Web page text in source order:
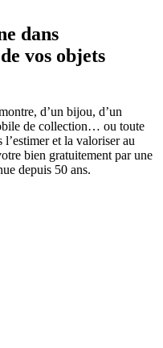
dans
vos objets
d’un bijou, d’un
de collection… ou toute
et la valoriser au
bien gratuitement par une
depuis 50 ans.